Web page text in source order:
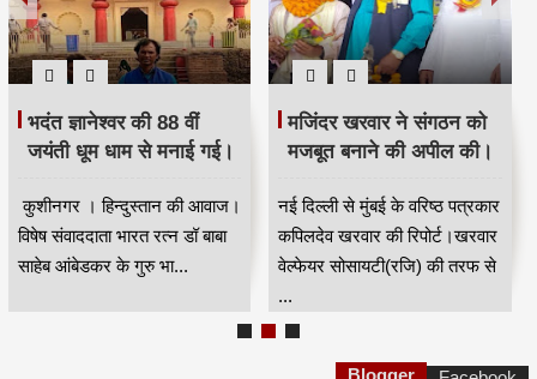
भदंत ज्ञानेश्वर की 88 वीं
जयंती धूम धाम से मनाई गई।
कुशीनगर । हिन्दुस्तान की आवाज।
विषेष संवाददाता भारत रत्न डॉ बाबा
साहेब आंबेडकर के गुरु भा...
मजिंदर खरवार ने संगठन को
मजबूत बनाने की अपील की।
नई दिल्ली से मुंबई के वरिष्ठ पत्रकार
कपिलदेव खरवार की रिपोर्ट।खरवार
वेल्फेयर सोसायटी(रजि) की तरफ से
...